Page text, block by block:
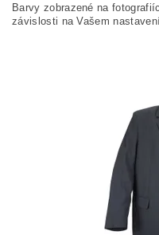
Barvy zobrazené na
závislosti na Vašem